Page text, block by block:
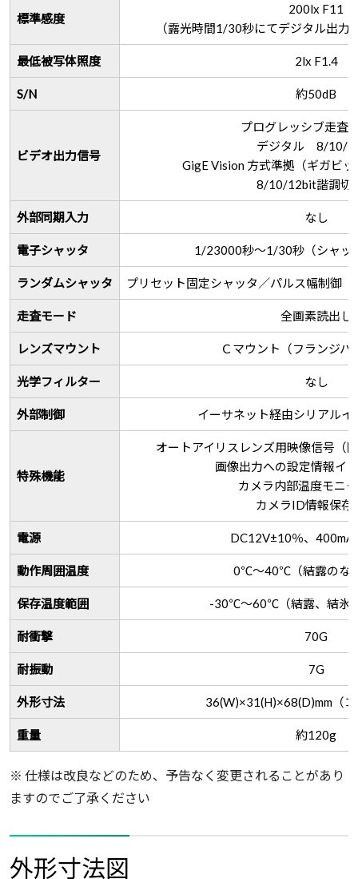
標準感度
200lx F11
（露光時間1/30秒にてデジタル出
最低被写体照度 2lx F1.4
S/N 約50dB
ビデオ出力信号
プログレッシブ走査
デジタル 8/10/
GigE Vision 方式準拠（ギガビ
8/10/12bit諧調切
外部同期入力 なし
電子シャッタ 1/23000秒～1/30秒（シャッ
ランダムシャッタ プリセット固定シャッタ／パルス幅制御
走査モード 全画素読出し
レンズマウント Ｃマウント（フランジバ
光学フィルター なし
外部制御 イーサネット経由シリアルイ
特殊機能
オートアイリスレンズ用映像信号（
画像出力への設定情報イ
カメラ内部温度モニ
カメラID情報保存
電源 DC12V±10％、400mA
動作周囲温度 0℃～40℃（結露のな
保存温度範囲 -30℃～60℃（結露、結氷
耐衝撃 70G
耐振動 7G
外形寸法 36(W)×31(H)×68(D)mm（
重量 約120g
※ 仕様は改良などのため、予告なく変更されることがあり
ますのでご了承ください
外形寸法図